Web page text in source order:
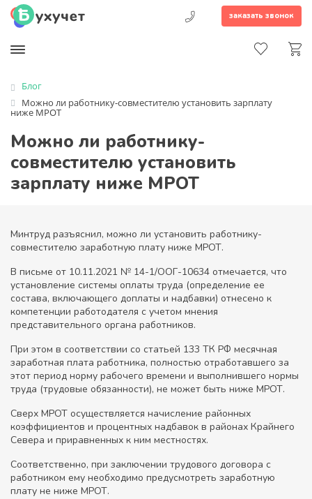
заказать звонок
Блог
Можно ли работнику-совместителю установить зарплату
ниже МРОТ
Можно ли работнику-
совместителю установить
зарплату ниже МРОТ
Минтруд разъяснил, можно ли установить работнику-
совместителю заработную плату ниже МРОТ.
В письме от 10.11.2021 № 14-1/ООГ-10634 отмечается, что
установление системы оплаты труда (определение ее
состава, включающего доплаты и надбавки) отнесено к
компетенции работодателя с учетом мнения
представительного органа работников.
При этом в соответствии со статьей 133 ТК РФ месячная
заработная плата работника, полностью отработавшего за
этот период норму рабочего времени и выполнившего нормы
труда (трудовые обязанности), не может быть ниже МРОТ.
Сверх МРОТ осуществляется начисление районных
коэффициентов и процентных надбавок в районах Крайнего
Севера и приравненных к ним местностях.
Соответственно, при заключении трудового договора с
работником ему необходимо предусмотреть заработную
плату не ниже МРОТ.